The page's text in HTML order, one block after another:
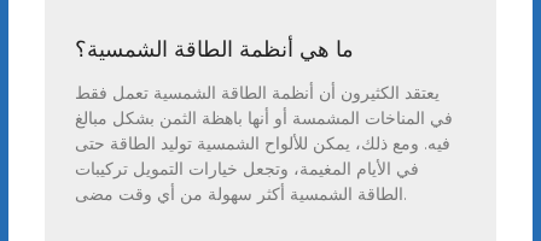
ما هي أنظمة الطاقة الشمسية؟
يعتقد الكثيرون أن أنظمة الطاقة الشمسية تعمل فقط
في المناخات المشمسة أو أنها باهظة الثمن بشكل مبالغ
فيه. ومع ذلك، يمكن للألواح الشمسية توليد الطاقة حتى
في الأيام المغيمة، وتجعل خيارات التمويل تركيبات
الطاقة الشمسية أكثر سهولة من أي وقت مضى.